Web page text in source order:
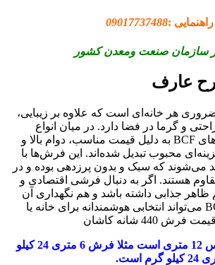
:
09017737488
سازمان صنعت ومعدن کشور
هر خانه‌ای است که علاوه بر زیبایی،
و گرما در فضا دارد. در میان انواع
مختلف فرش، فرش‌های BCF به دلیل قیمت مناسب، دوام بالا و
محبوب تبدیل شده‌اند. این فرش‌ها با
می‌شوند که سبک و بدون پرزدهی بوده و در
هستند. اگر به دنبال فرشی اقتصادی و
ظاهر جذابی داشته باشد و هم نگهداری آن
آسان باشد، فرش BCF می‌تواند انتخابی هوشمندانه برای خانه یا
شانه کاشان
وزن فرش ها بر اساس 12 متری است مثلا فرش 6 متری 24 کیلو